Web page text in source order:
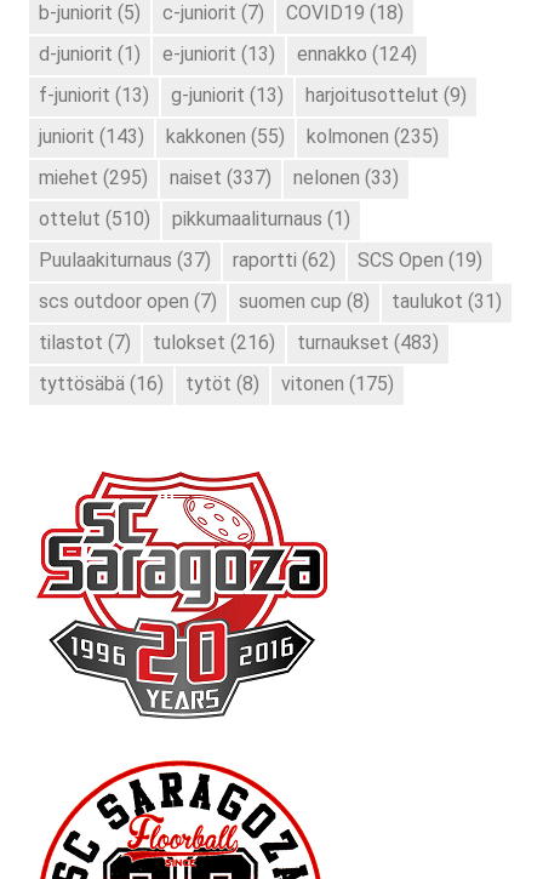
b-juniorit (5) c-juniorit (7) COVID19 (18)
d-juniorit (1) e-juniorit (13) ennakko (124)
f-juniorit (13) g-juniorit (13) harjoitusottelut (9)
juniorit (143) kakkonen (55) kolmonen (235)
miehet (295) naiset (337) nelonen (33)
ottelut (510) pikkumaaliturnaus (1)
Puulaakiturnaus (37) raportti (62) SCS Open (19)
scs outdoor open (7) suomen cup (8) taulukot (31)
tilastot (7) tulokset (216) turnaukset (483)
tyttösäbä (16) tytöt (8) vitonen (175)